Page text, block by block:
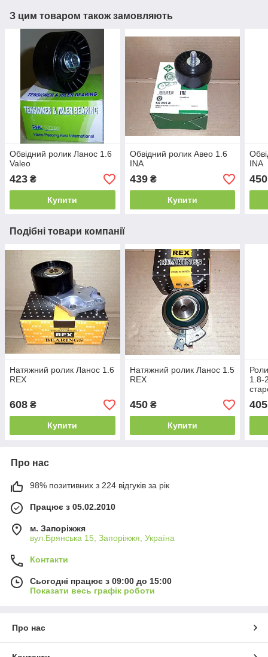
З цим товаром також замовляють
Обвідний ролик Ланос 1.6
Valeo
423 ₴
Купити
Обвідний ролик Авео 1.6
INA
439₴
Купити
INA
450
Подібні товари компанії
Натяжний ролик Ланос 1.6
REX
608 ₴
Купити
Натяжний ролик Ланос 1.5
REX
450₴
Купити
1.8-
405
Про нас
98% позитивних з 224 відгуків за рік
Працює з 05.02.2010
м. Запоріжжя
вул.Брянська 15, Запоріжжя, Україна
Контакти
Сьогодні працює з 09:00 до 15:00
Показати весь графік роботи
Про нас